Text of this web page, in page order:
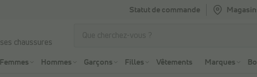
Statut de commande
chaussures
Femmes Hommes Garçons Filles Vêtements Marques